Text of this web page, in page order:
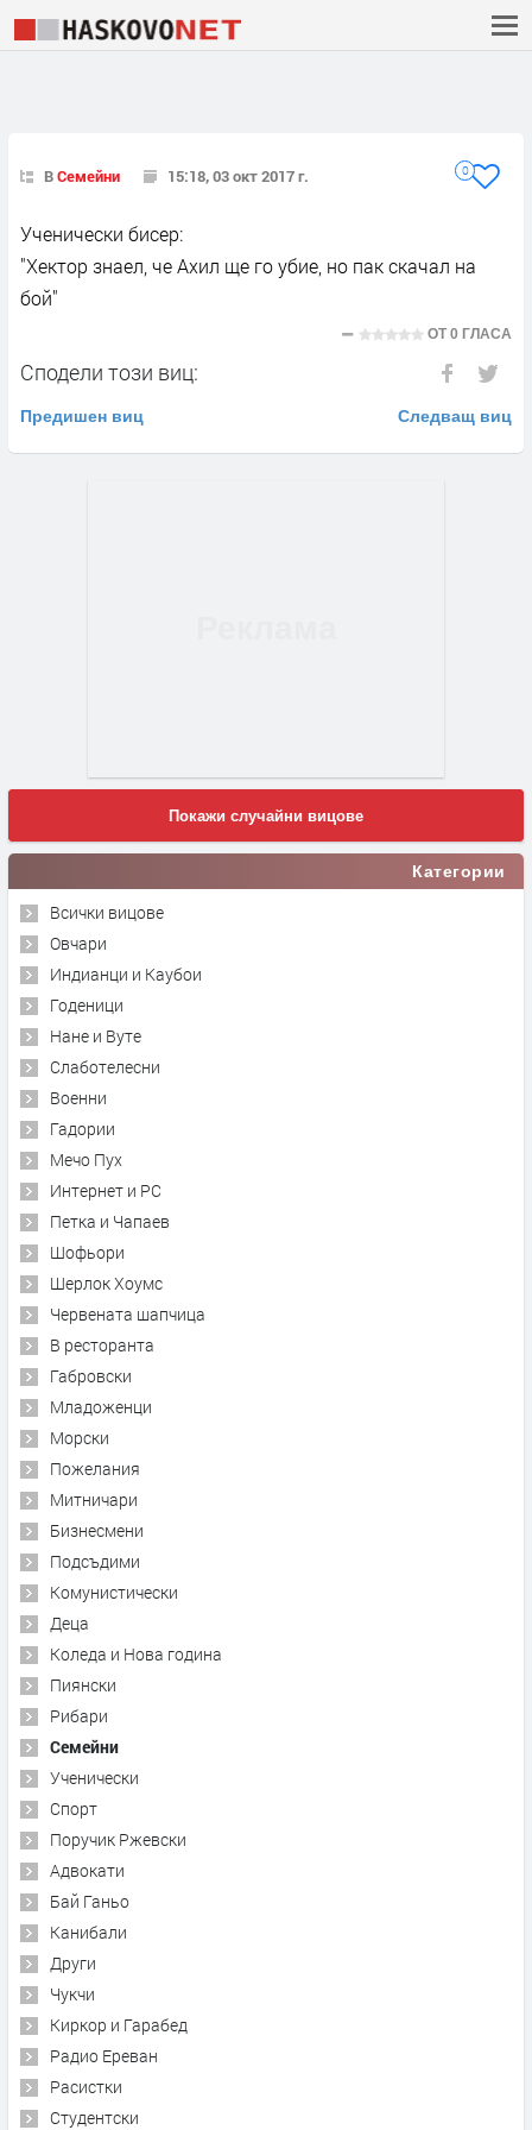
ВСемейни 15:18, 03 окт 2017 г. 0
Ученически бисер:
"Хектор знаел, че Ахил ще го убие, но пак скачал на
бой"
ОТ0 ГЛАСА
Сподели този виц:
Предишен виц Следващ виц
Покажи случайни вицове
Категории
Всички вицове
Овчари
Индианци и Каубои
Годеници
Нане и Вуте
Слаботелесни
Военни
Гадории
Мечо Пух
Интернет и PC
Петка и Чапаев
Шофьори
Шерлок Хоумс
Червената шапчица
В ресторанта
Габровски
Младоженци
Морски
Пожелания
Митничари
Бизнесмени
Подсъдими
Комунистически
Деца
Коледа и Нова година
Пиянски
Рибари
Семейни
Ученически
Спорт
Поручик Ржевски
Адвокати
Бай Ганьо
Канибали
Други
Чукчи
Киркор и Гарабед
Радио Ереван
Расистки
Студентски